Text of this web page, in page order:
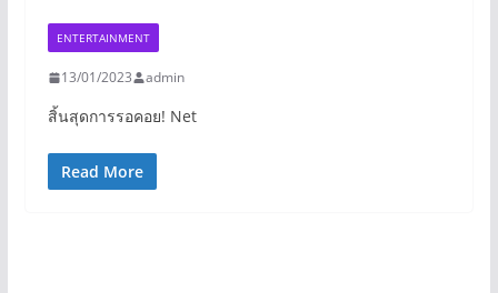
ENTERTAINMENT
13/01/2023 admin
สิ้นสุดการรอคอย! Net
Read More